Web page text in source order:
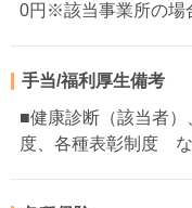
0円※該当事業所の場
手当/福利厚生備考
■健康診断（該当者）
度、各種表彰制度